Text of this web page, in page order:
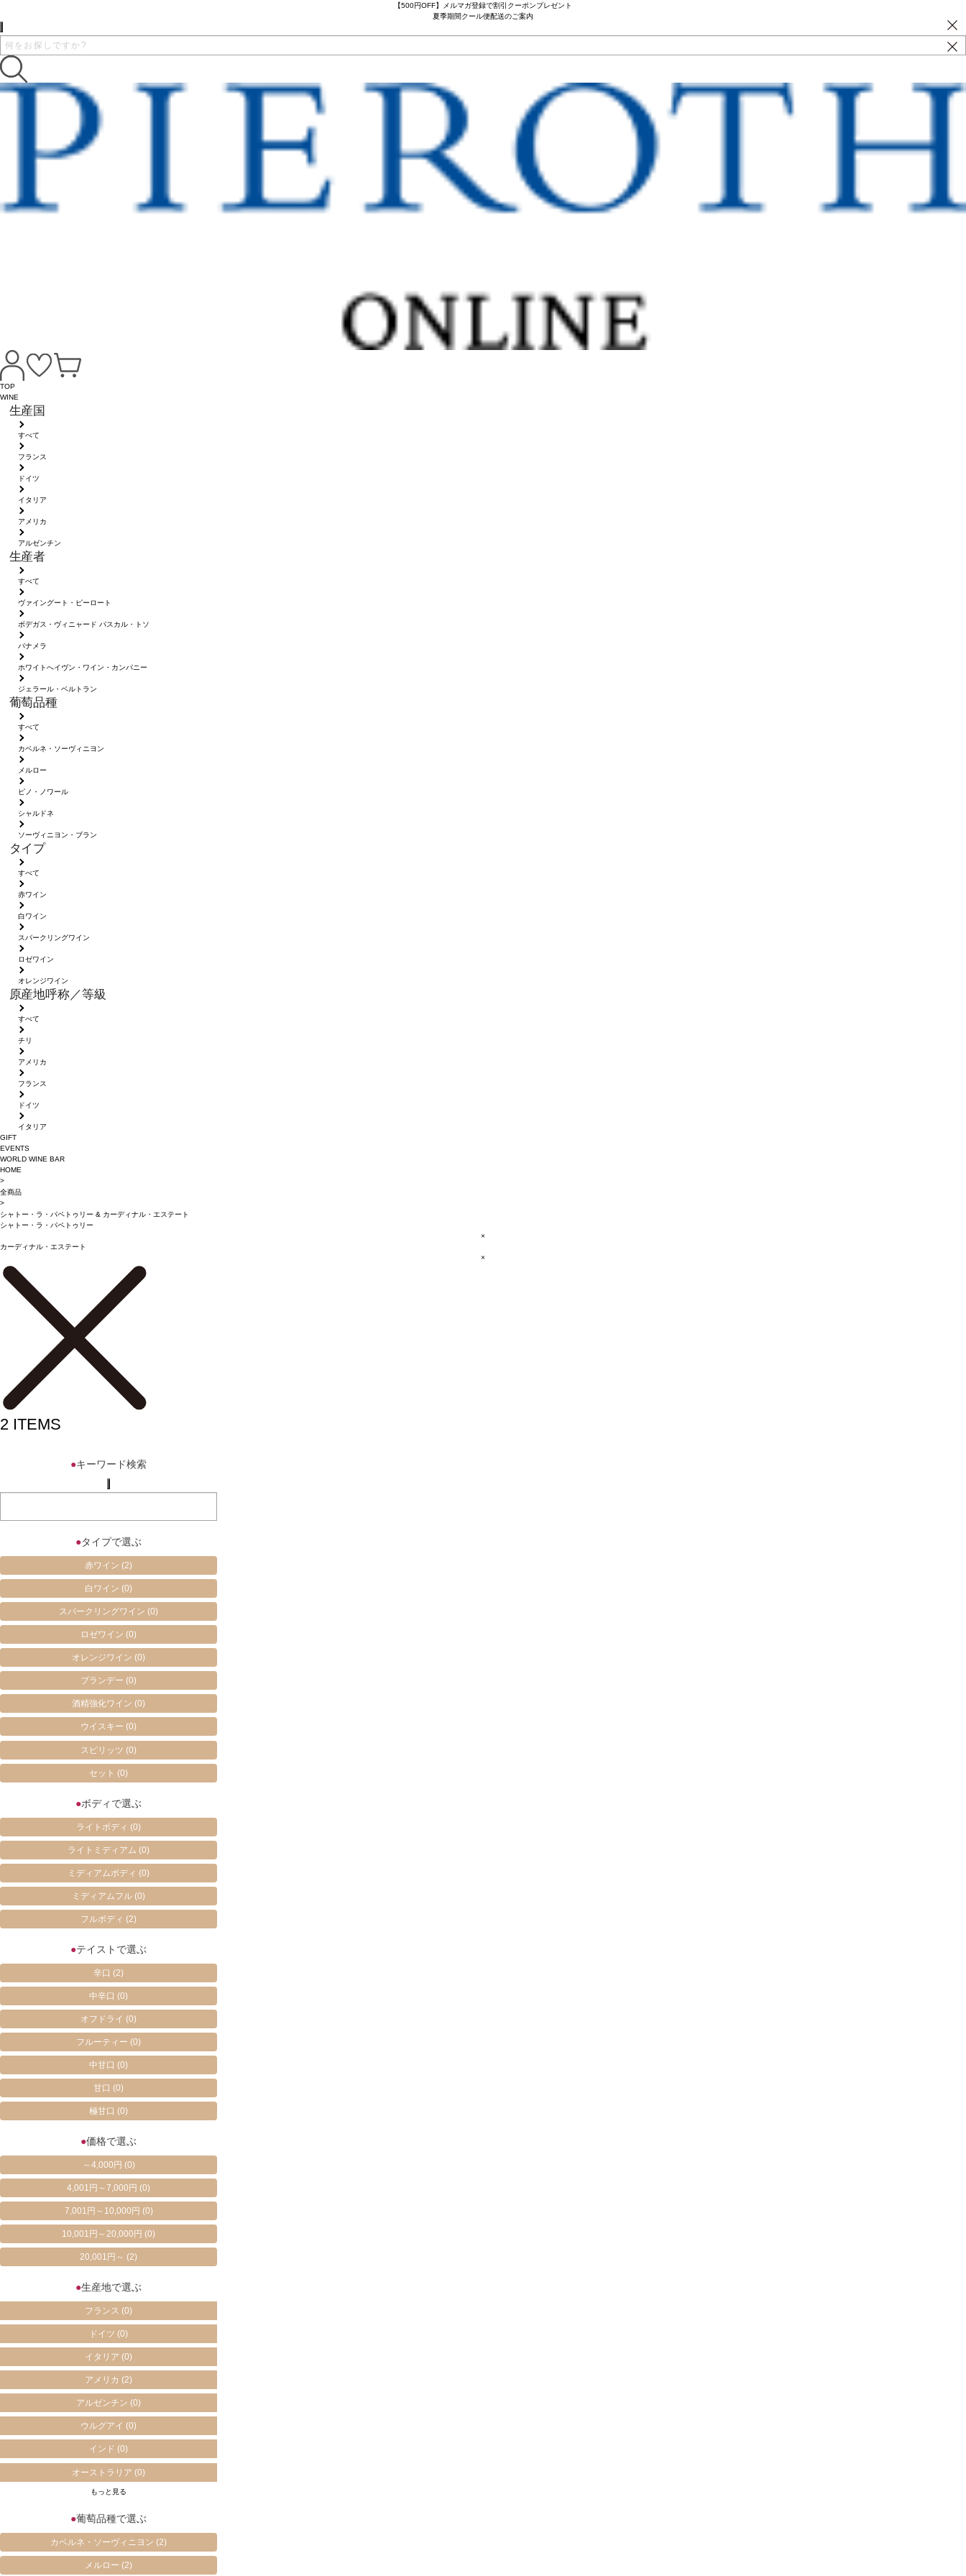
【500円OFF】メルマガ登録で割引クーポンプレゼント
夏季期間クール便配送のご案内
TOP
WINE
生産国
すべて
フランス
ドイツ
イタリア
アメリカ
アルゼンチン
生産者
すべて
ヴァイングート・ピーロート
ボデガス・ヴィニャード パスカル・トソ
パナメラ
ホワイトへイヴン・ワイン・カンパニー
ジェラール・ベルトラン
葡萄品種
すべて
カベルネ・ソーヴィニヨン
メルロー
ピノ・ノワール
シャルドネ
ソーヴィニヨン・ブラン
タイプ
すべて
赤ワイン
白ワイン
スパークリングワイン
ロゼワイン
オレンジワイン
原産地呼称／等級
すべて
チリ
アメリカ
フランス
ドイツ
イタリア
GIFT
EVENTS
WORLD WINE BAR
HOME
>
全商品
>
シャトー・ラ・パペトゥリー & カーディナル・エステート
シャトー・ラ・パペトゥリー
×
カーディナル・エステート
×
2 ITEMS
●キーワード検索
●タイプで選ぶ
赤ワイン(2)
白ワイン(0)
スパークリングワイン(0)
ロゼワイン(0)
オレンジワイン(0)
ブランデー(0)
酒精強化ワイン(0)
ウイスキー(0)
スピリッツ(0)
セット(0)
●ボディで選ぶ
ライトボディ(0)
ライトミディアム(0)
ミディアムボディ(0)
ミディアムフル(0)
フルボディ(2)
●テイストで選ぶ
辛口(2)
中辛口(0)
オフドライ(0)
フルーティー(0)
中甘口(0)
甘口(0)
極甘口(0)
●価格で選ぶ
～4,000円 (0)
4,001円～7,000円(0)
7,001円～10,000円 (0)
10,001円～20,000円(0)
20,001円～(2)
●生産地で選ぶ
フランス(0)
ドイツ(0)
イタリア(0)
アメリカ(2)
アルゼンチン(0)
ウルグアイ(0)
インド(0)
オーストラリア(0)
もっと見る
●葡萄品種で選ぶ
カベルネ・ソーヴィニヨン(2)
メルロー(2)